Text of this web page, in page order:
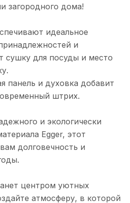
загородного дома!
идеальное
и
сушку для посуды и место
панель и духовка добавит
штрих.
и экологически
Egger, этот
долговечность и
центром уютных
атмосферу, в которой